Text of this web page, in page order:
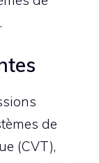
de
(CVT),